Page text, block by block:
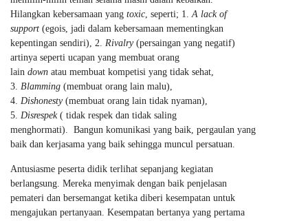
Hilangkan kebersamaan yang toxic, seperti; 1.A lack of
support (egois, jadi dalam kebersamaan mementingkan
kepentingan sendiri), 2. Rivalry(persaingan yang negatif)
artinya seperti ucapan yang membuat orang
lain down atau membuat kompetisi yang tidak sehat,
3. Blamming (membuat orang lain malu),
4. Dishonesty(membuat orang lain tidak nyaman),
5. Disrespek( tidak respek dan tidak saling
menghormati). Bangun komunikasi yang baik, pergaulan yang
baik dan kerjasama yang baik sehingga muncul persatuan.
Antusiasme peserta didik terlihat sepanjang kegiatan
berlangsung. Mereka menyimak dengan baik penjelasan
pemateri dan bersemangat ketika diberi kesempatan untuk
mengajukan pertanyaan. Kesempatan bertanya yang pertama